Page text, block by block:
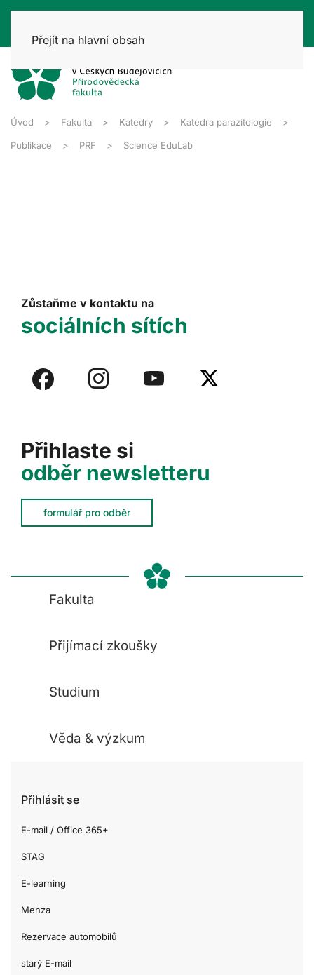
Přejít na hlavní obsah
Úvod Fakulta Katedry Katedra parazitologie
Publikace PRF Science EduLab
Přihlaste si
odběr newsletteru
formulář pro odběr
Zůstaňme v kontaktu na
sociálních sítích
Fakulta
Přijímací zkoušky
Studium
Věda & výzkum
Přihlásit se
E-mail / Office 365+
STAG
E-learning
Menza
Rezervace automobilů
starý E-mail